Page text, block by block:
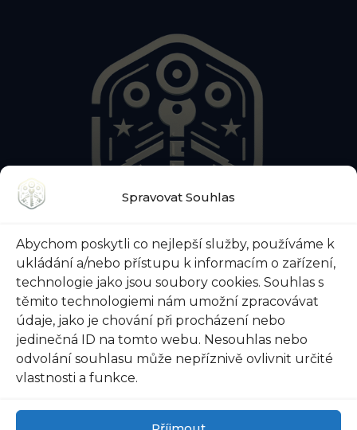
Spravovat Souhlas
Abychom poskytli co nejlepší služby, používáme k
ukládání a/nebo přístupu k informacím o zařízení,
technologie jako jsou soubory cookies. Souhlas s
těmito technologiemi nám umožní zpracovávat
údaje, jako je chování při procházení nebo
jedinečná ID na tomto webu. Nesouhlas nebo
odvolání souhlasu může nepříznivě ovlivnit určité
vlastnosti a funkce.
O NÁSKONTAKTYBLOG
O ZÁMEČNICKÉ POHOTOVOSTI
O ZABEZPEČENÍ DVEŘÍVŠE O TREZORECH
@ 2026 Zámečnictví-svoboda.cz |Ochrana osobních
údajů|Všeobecné obchodní podmínky